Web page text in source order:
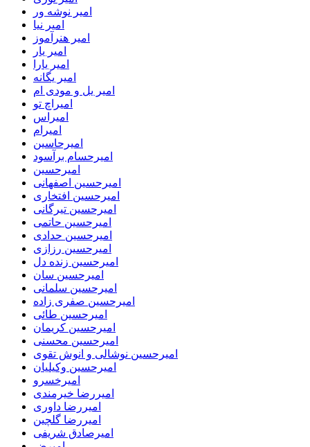
امیر نوشه ور
امیر نیا
امیر هنرآموز
امیر یار
امیر یارا
امیر یگانه
امیر یل و مودی ام
امیراچ تو
امیراس
امیرام
امیرحاسین
امیرحسام برآسود
امیرحسین
امیرحسین اصفهانی
امیرحسین افتخاری
امیرحسین تیرگانی
امیرحسین حاتمی
امیرحسین حدادی
امیرحسین رزازی
امیرحسین زنده دل
امیرحسین سان
امیرحسین سلمانی
امیرحسین صفری زاده
امیرحسین طائی
امیرحسین کریمان
امیرحسین محسنی
امیرحسین نوشالی و انوش تقوی
امیرحسین وکیلیان
امیرخسرو
امیررضا خیرمندی
امیررضا داوری
امیررضا گلچین
امیرصادق شریفی